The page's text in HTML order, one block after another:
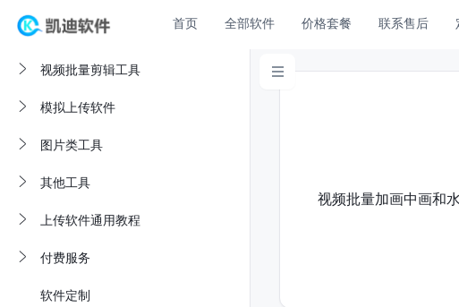
首页 全部软件 价格套餐 联系售后
视频批量剪辑工具
模拟上传软件
图片类工具
其他工具
上传软件通用教程
付费服务
软件定制

视频批量加画中画和